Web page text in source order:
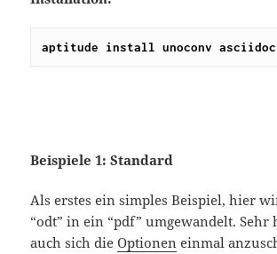
aptitude install unoconv asciidoc
Beispiele 1: Standard
Als erstes ein simples Beispiel, hier
“odt” in ein “pdf” umgewandelt.
auch sich dieOptionen einmal